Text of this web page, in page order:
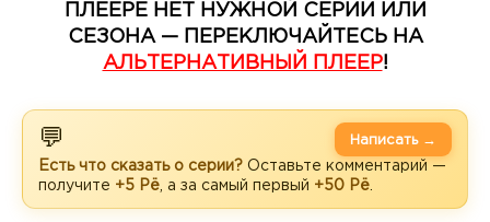
ПЛЕЕРЕ НЕТ НУЖНОЙ СЕРИИ ИЛИ
СЕЗОНА — ПЕРЕКЛЮЧАЙТЕСЬ НА
АЛЬТЕРНАТИВНЫЙ ПЛЕЕР!
💬
Есть что сказать о серии? Оставьте комментарий —
получите +5 Рё , а за самый первый +50 Рё
Написать →